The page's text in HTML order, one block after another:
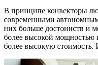
В принципе конвекторы
современными
них больше достоинств и
более высокой мощностью
более высокую стоимость.